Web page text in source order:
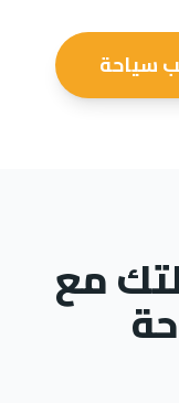
سياحة
مع